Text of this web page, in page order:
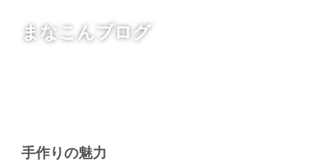
まなこんブログ
手作りの魅力